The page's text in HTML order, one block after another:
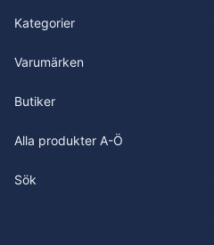
Kategorier
Varumärken
Butiker
Alla produkter A-Ö
Sök